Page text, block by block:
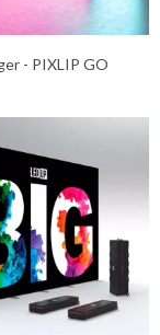
- PIXLIP GO